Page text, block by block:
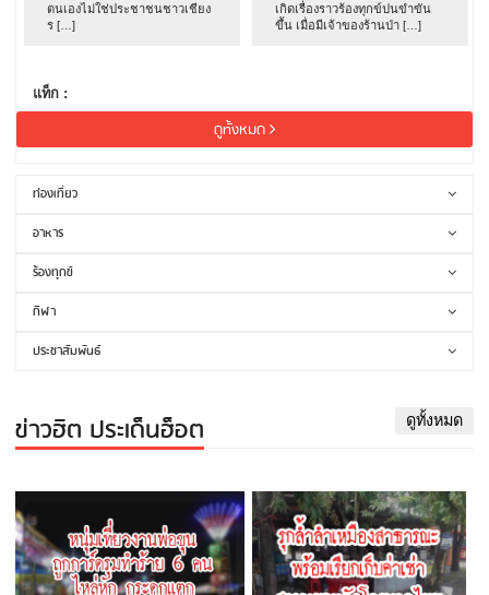
ตนเองไม่ใช่ประชาชนชาวเชียง
ร […]
เกิดเรื่องราวร้องทุกข์ปนขำขัน
ขึ้น เมื่อมีเจ้าของร้านป่า […]
แท็ก :
ดูทั้งหมด
ท่องเที่ยว
อาหาร
ร้องทุกข์
กีฬา
ประชาสัมพันธ์
ข่าวฮิต ประเด็นฮ็อต ดูทั้งหมด